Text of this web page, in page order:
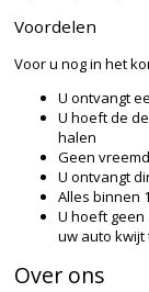
Voordelen
Voor u nog in het
U ontvangt
U hoeft de
halen
Geen
U ontvangt
Alles binnen
U hoeft
uw auto kwijt
Over ons